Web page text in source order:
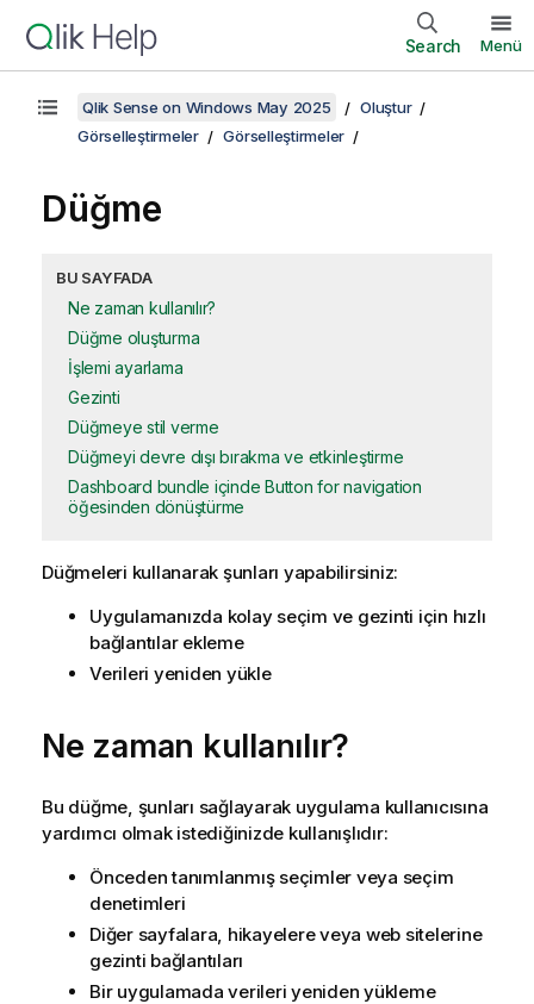
Search Menü
Qlik Sense on Windows May 2025
Oluştur
Görselleştirmeler
Görselleştirmeler
Düğme
BU SAYFADA
Ne zaman kullanılır?
Düğme oluşturma
İşlemi ayarlama
Gezinti
Düğmeye stil verme
Düğmeyi devre dışı bırakma ve etkinleştirme
Dashboard bundle içinde Button for navigation
öğesinden dönüştürme
Düğmeleri kullanarak şunları yapabilirsiniz:
Uygulamanızda kolay seçim ve gezinti için hızlı
bağlantılar ekleme
Verileri yeniden yükle
Ne zaman kullanılır?
Bu düğme, şunları sağlayarak uygulama kullanıcısına
yardımcı olmak istediğinizde kullanışlıdır:
Önceden tanımlanmış seçimler veya seçim
denetimleri
Diğer sayfalara, hikayelere veya web sitelerine
gezinti bağlantıları
Bir uygulamada verileri yeniden yükleme